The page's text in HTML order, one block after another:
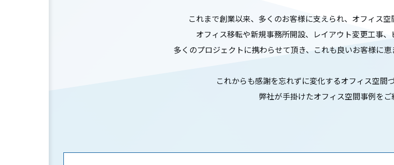
これまで創業以来、多くのお客様に支えられ、オフィス空
オフィス移転や新規事務所開設、レイアウト変更工事
多くのプロジェクトに携わらせて頂き、これも良いお客様に恵
これからも感謝を忘れずに変化するオフィス空間
弊社が手掛けたオフィス空間事例をご